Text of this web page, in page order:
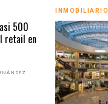
500
retail en
INMOBILIARIO